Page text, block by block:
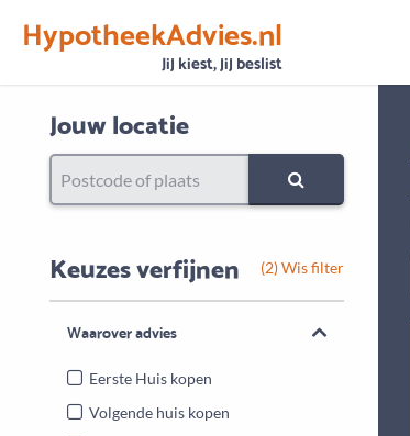
HypotheekAdvies.nl
Jij kiest, jij beslist
VertrouwenAlle basisgegevens zijn gecontroleerd
Jouw locatie
Keuzes verfijnen (2) Wis filter
Waarover advies
Eerste Huis kopen
Volgende huis kopen